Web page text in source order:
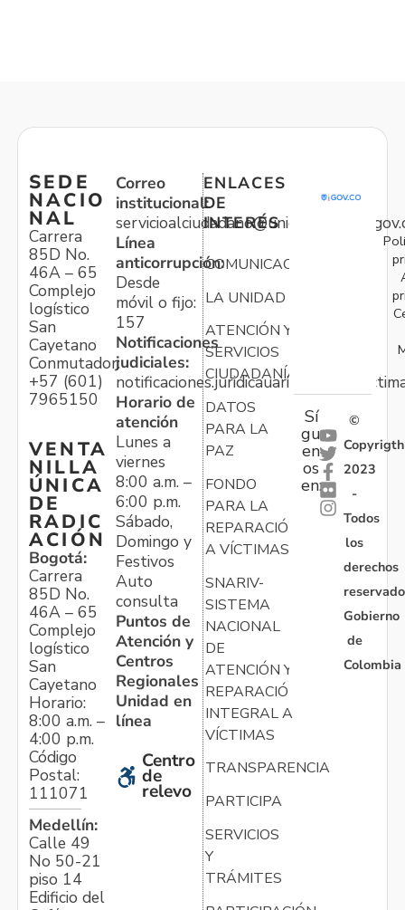
SEDE
NACIO
NAL
Carrera
85D No.
46A – 65
Complejo
logístico
San
Cayetano
Conmutador:
+57 (601)
7965150
VENTA
NILLA
ÚNICA
DE
RADIC
ACIÓN
Bogotá:
Carrera
85D No.
46A – 65
Complejo
logístico
San
Cayetano
Horario:
8:00 a.m. –
4:00 p.m.
Código
Postal:
111071
Medellín:
Calle 49
No 50-21
piso 14
Edificio del
Correo
institucional:
Línea
anticorrupción:
Desde
móvil o fijo:
157
Notificaciones
judiciales:
Horario de
atención
Lunes a
viernes
8:00 a.m. –
6:00 p.m.
Sábado,
Domingo y
Festivos
Auto
consulta
Puntos de
Atención y
Centros
Regionales
Unidad en
línea
Centro
de
relevo
ENLACES
DE
INTERÉS
COMUNICACIONES
LA UNIDAD
ATENCIÓN Y
SERVICIOS
CIUDADANÍA
DATOS
PARA LA
PAZ
FONDO
PARA LA
REPARACIÓN
A VÍCTIMAS
SNARIV-
SISTEMA
NACIONAL
DE
ATENCIÓN Y
REPARACIÓN
INTEGRAL A
VÍCTIMAS
TRANSPARENCIA
PARTICIPA
SERVICIOS
Y
TRÁMITES
Sí
gu
en
os
en:
©
Copyrigth
2023
-
Todos
los
derechos
Gobierno
de
Colombia